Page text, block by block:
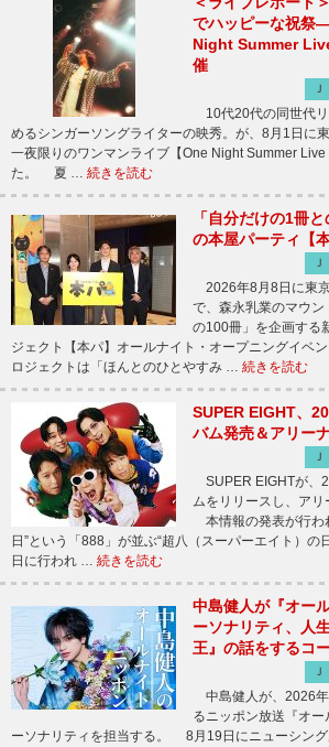
でハッピーな祝
Night Summer
催
10代20代の同世代
めるシンガーソングライターの映秀。が、8月1日に
一夜限りのワンマンライブ【One Night Summer
た。 夏 … 続きを読む
「自分だけの1冊
の本屋パーティ【
2026年8月8日に東
で、森永乳業のマウ
の100冊」を企画する
ジェクト【本パ】オールナイト・オープニングイ
ロジェクトは「ほんとのひとやすみ … 続きを読む
SUPER EIGHT、
バム発売＆アリー
SUPER EIGHTが、
ムをリリースし、アリ
本情報の発表が行わ
日”という「888」が並ぶ“超八（スーパーエイト）の
日に行われ … 続きを読む
中島健人が『オー
ーソナリティ、人
王』の話をするコ
中島健人が、2026
るニッポン放送『オ
ーソナリティを担当する。 8月19日にニューシング